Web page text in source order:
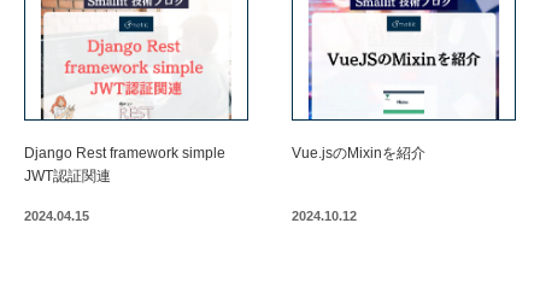
Django Rest framework simple
JWT認証関連
2024.04.15
Vue.jsのMixinを紹介
2024.10.12